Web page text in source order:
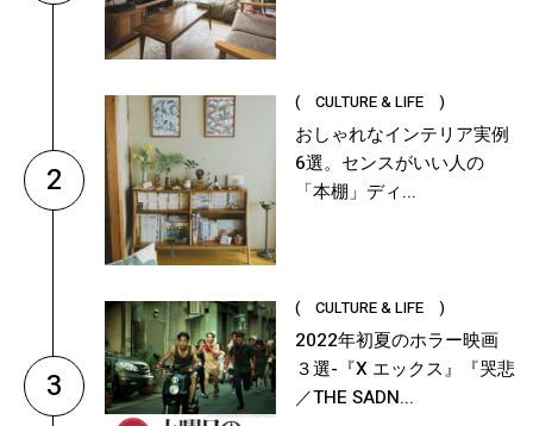
2
( CULTURE & LIFE )
おしゃれなインテリア実例
6選。センスがいい人の
「本棚」ディ...
3
( CULTURE & LIFE )
2022年初夏のホラー映画
３選-『X エックス』『哭悲
／THE SADN...